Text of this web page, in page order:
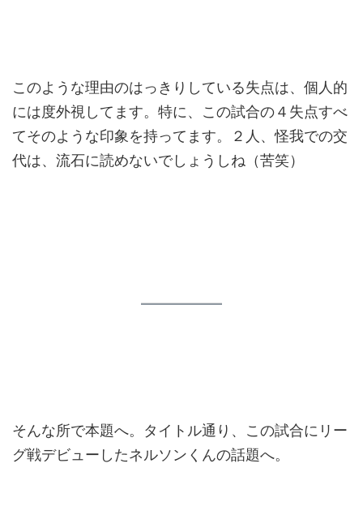
このような理由のはっきりしている失点は、個人的
には度外視してます。特に、この試合の４失点すべ
てそのような印象を持ってます。２人、怪我での交
代は、流石に読めないでしょうしね（苦笑）
そんな所で本題へ。タイトル通り、この試合にリー
グ戦デビューしたネルソンくんの話題へ。